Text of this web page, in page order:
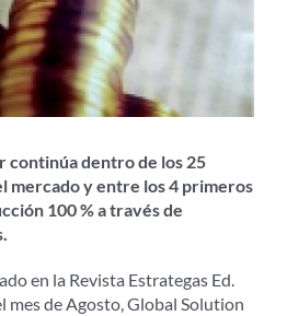
continúa dentro de los 25
mercado y entre los 4 primeros
100 % a través de
en la Revista Estrategas Ed.
mes de Agosto, Global Solution